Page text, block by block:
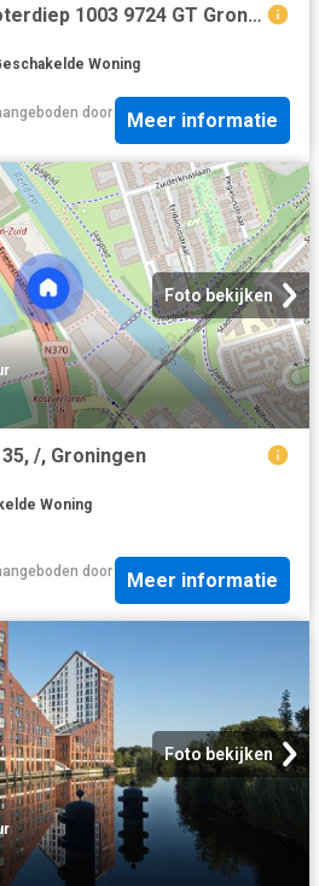
Huis te huur: Winschoterdiep 1003 9724 GT Groningen
Woning
door
Meer informatie
Foto bekijken
/, Groningen
Woning
door
Meer informatie
Foto bekijken